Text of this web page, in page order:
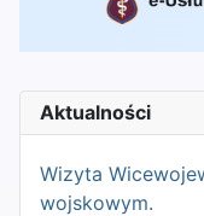
Aktualności
Wizyta
wojskowym.